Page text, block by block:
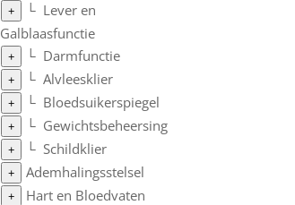
+ └ Lever en
Galblaasfunctie
+ └ Darmfunctie
+ └Alvleesklier
+ └ Bloedsuikerspiegel
+ └ Gewichtsbeheersing
+ └Schildklier
+ Ademhalingsstelsel
+ Hart en Bloedvaten